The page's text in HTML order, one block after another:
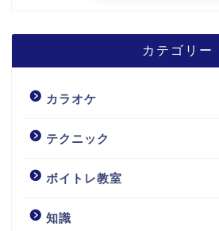
カテゴリー
カラオケ
テクニック
ボイトレ教室
知識